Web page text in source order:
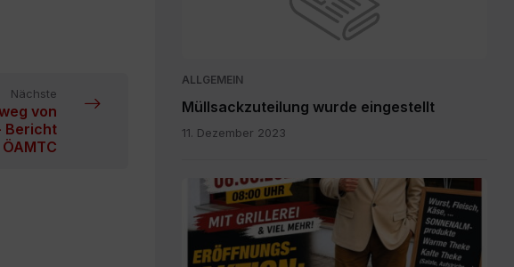
Nächste
von
Bericht
ÖAMTC
ALLGEMEIN
Müllsackzuteilung wurde eingestellt
11. Dezember 2023
IMG-
20260804-
WA0003.jpg